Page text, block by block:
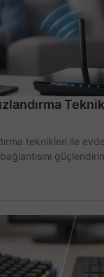
teknikleri ile